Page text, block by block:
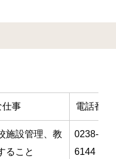
仕事 電話番号
施設管理、教
ること
0238-85-
6144（直